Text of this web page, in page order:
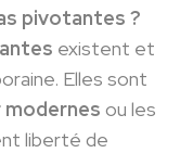
pivotantes ?
existent et
Elles sont
modernes ou les
liberté de